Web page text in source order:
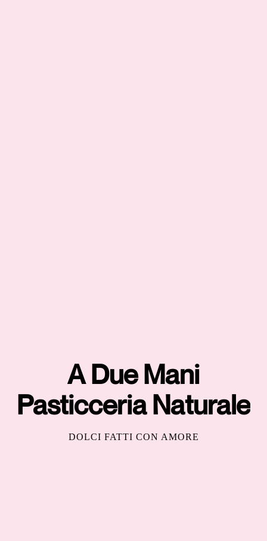
A Due Mani
Pasticceria Naturale
DOLCI FATTI CON AMORE